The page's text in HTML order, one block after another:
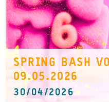
SPRING BASH
09.05.2026
30/04/2026